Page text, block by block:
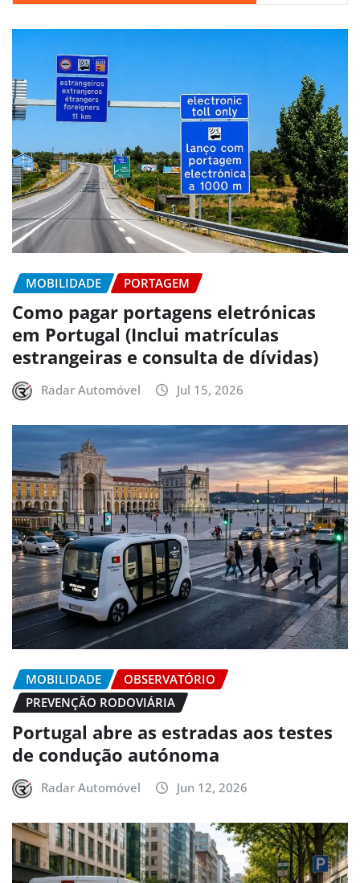
MOBILIDADE PORTAGEM
Como pagar portagens eletrónicas
em Portugal (Inclui matrículas
estrangeiras e consulta de dívidas)
Radar Automóvel Jul 15, 2026
MOBILIDADE
OBSERVATÓRIO
PREVENÇÃO RODOVIÁRIA
Portugal abre as estradas aos testes
de condução autónoma
Radar Automóvel Jun 12, 2026